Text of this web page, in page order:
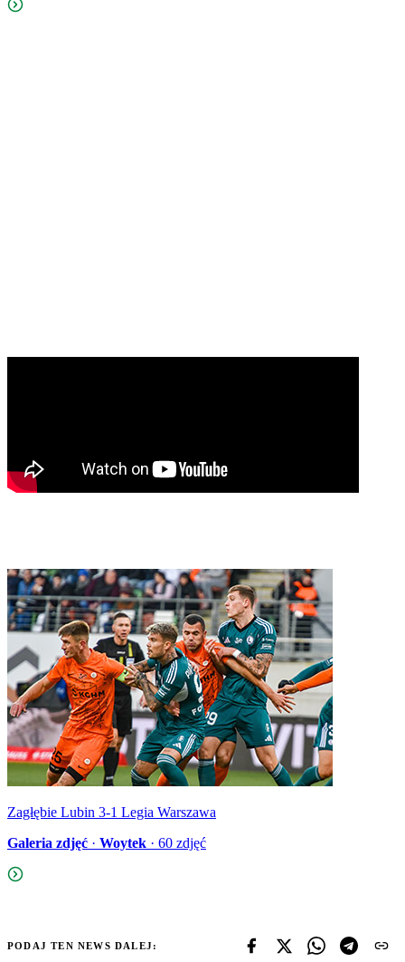
Zagłębie Lubin 3-1 Legia Warszawa
Galeria zdjęć · Woytek · 60 zdjęć
PODAJ TEN NEWS DALEJ: